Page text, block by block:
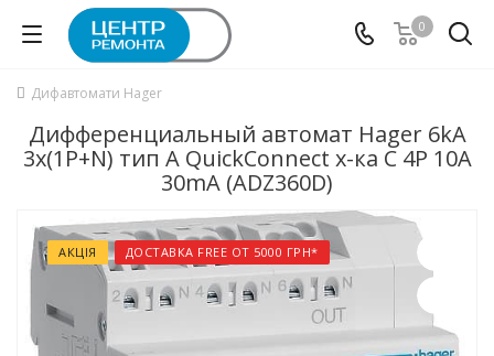
0
Дифавтомати Hager
Дифференциальный автомат Hager 6kA
3x(1P+N) тип А QuickConnect х-ка C 4P 10А
30mA (ADZ360D)
АКЦІЯ ДОСТАВКА FREE ОТ 5000 ГРН*